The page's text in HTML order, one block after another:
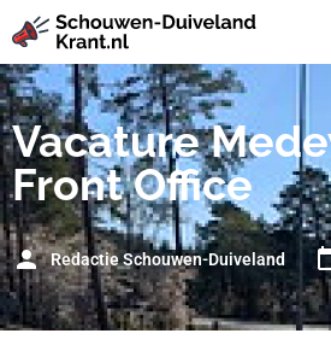
Vacature
Front Office
Redactie Schouwen-Duiveland